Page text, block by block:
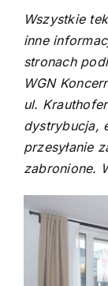
Wszystkie
inne
stronach
WGN
ul.
dystrybucja,
przesyłanie
zabronione.